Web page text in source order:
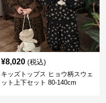
¥8,020 (税込)
キッズトップス ヒョウ柄スウェ
ット上下セット 80-140cm